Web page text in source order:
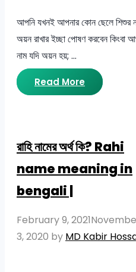
আপনি যখনই আপনার কোন ছেলে শিশুর
অয়ন রাখার ইচ্ছা পোষণ করবেন কিংবা
নাম যদি অয়ন হয়; …
Read More
রাহি নামের অর্থ কি? Rahi
name meaning in
bengali |
February 9, 2021
3, 2020 by MD Kabir